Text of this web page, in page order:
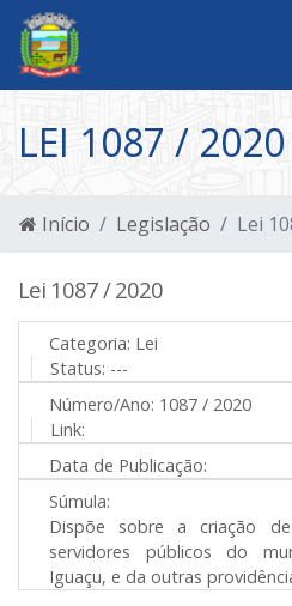
LEI 1087 / 2020
Início Legislação Lei
Lei 1087 / 2020
Categoria: Lei
Status: ---
Número/Ano: 1087 / 2020
Link:
Data de Publicação:
Súmula:
Dispõe sobre a criação
servidores públicos do
Iguaçu, e da outras